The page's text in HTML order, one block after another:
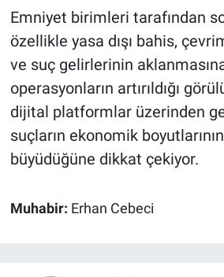
Emniyet birimleri tarafından
özellikle yasa dışı bahis,
ve suç gelirlerinin
operasyonların artırıldığı
dijital platformlar üzerinden
suçların ekonomik
büyüdüğüne dikkat çekiyor.
Muhabir: Erhan Cebeci